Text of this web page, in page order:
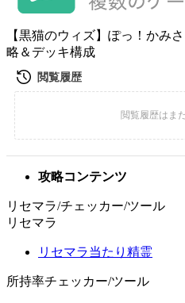
【黒猫のウィズ】ぽっ！かみ
略＆デッキ構成
攻略コンテンツ
リセマラ/チェッカー/ツール
リセマラ
リセマラ当たり精霊
所持率チェッカー/ツール